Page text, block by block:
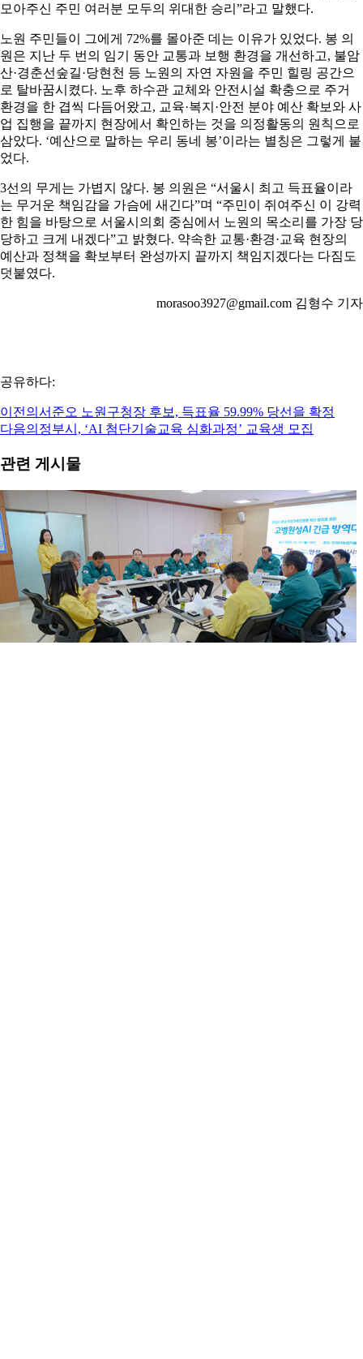
모아주신 주민 여러분 모두의 위대한 승리”라고 말했다.
노원 주민들이 그에게 72%를 몰아준 데는 이유가 있었다. 봉 의
원은 지난 두 번의 임기 동안 교통과 보행 환경을 개선하고, 불암
산·경춘선숲길·당현천 등 노원의 자연 자원을 주민 힐링 공간으
로 탈바꿈시켰다. 노후 하수관 교체와 안전시설 확충으로 주거
환경을 한 겹씩 다듬어왔고, 교육·복지·안전 분야 예산 확보와 사
업 집행을 끝까지 현장에서 확인하는 것을 의정활동의 원칙으로
삼았다. ‘예산으로 말하는 우리 동네 봉’이라는 별칭은 그렇게 붙
었다.
3선의 무게는 가볍지 않다. 봉 의원은 “서울시 최고 득표율이라
는 무거운 책임감을 가슴에 새긴다”며 “주민이 쥐여주신 이 강력
한 힘을 바탕으로 서울시의회 중심에서 노원의 목소리를 가장 당
당하고 크게 내겠다”고 밝혔다. 약속한 교통·환경·교육 현장의
예산과 정책을 확보부터 완성까지 끝까지 책임지겠다는 다짐도
덧붙였다.
morasoo3927@gmail.com 김형수 기자
공유하다:
이전의 서준오 노원구청장 후보, 득표율 59.99% 당선을 확정
다음의정부시, ‘AI 첨단기술교육 심화과정’ 교육생 모집
관련 게시물